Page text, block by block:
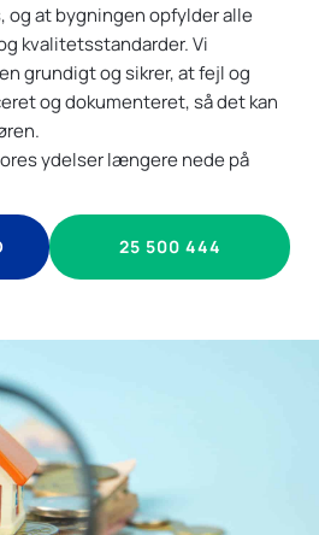
og at bygningen opfylder alle
kvalitetsstandarder. Vi
grundigt og sikrer, at fejl og
og dokumenteret, så det kan
ydelser længere nede på
25 500 444